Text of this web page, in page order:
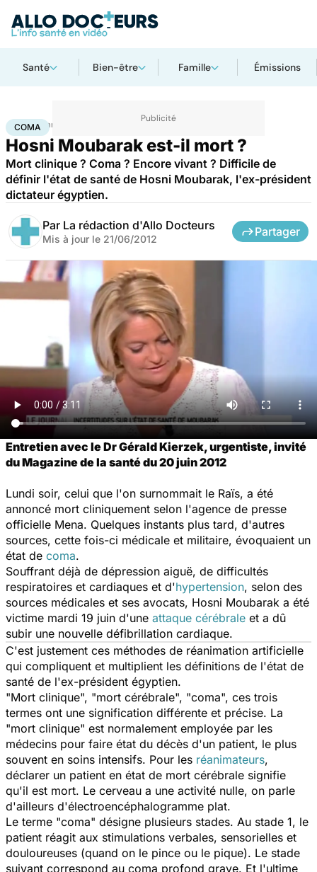
Santé Bien-être Famille Émissions
Accueil Santé
COMA
Hosni Moubarak est-il mort ?
Mort clinique ? Coma ? Encore vivant ? Difficile de
définir l'état de santé de Hosni Moubarak, l'ex-président
dictateur égyptien.
Par La rédaction d'Allo Docteurs
Mis à jour le 21/06/2012
Partager
Entretien avec le Dr Gérald Kierzek, urgentiste, invité
du Magazine de la santé du 20 juin 2012
Lundi soir, celui que l'on surnommait le Raïs, a été
annoncé mort cliniquement selon l'agence de presse
officielle Mena. Quelques instants plus tard, d'autres
sources, cette fois-ci médicale et militaire, évoquaient un
état de coma.
Souffrant déjà de dépression aiguë, de difficultés
respiratoires et cardiaques et d'hypertension, selon des
sources médicales et ses avocats, Hosni Moubarak a été
victime mardi 19 juin d'une attaque cérébrale et a dû
subir une nouvelle défibrillation cardiaque.
C'est justement ces méthodes de réanimation artificielle
qui compliquent et multiplient les définitions de l'état de
santé de l'ex-président égyptien.
"Mort clinique", "mort cérébrale", "coma", ces trois
termes ont une signification différente et précise. La
"mort clinique" est normalement employée par les
médecins pour faire état du décès d'un patient, le plus
souvent en soins intensifs. Pour les réanimateurs,
déclarer un patient en état de mort cérébrale signifie
qu'il est mort. Le cerveau a une activité nulle, on parle
d'ailleurs d'électroencéphalogramme plat.
Le terme "coma" désigne plusieurs stades. Au stade 1, le
patient réagit aux stimulations verbales, sensorielles et
douloureuses (quand on le pince ou le pique). Le stade
suivant correspond au coma profond grave. Et l'ultime